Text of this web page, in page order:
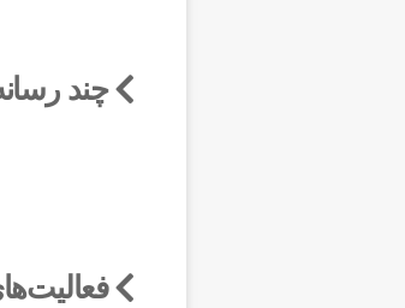
چند